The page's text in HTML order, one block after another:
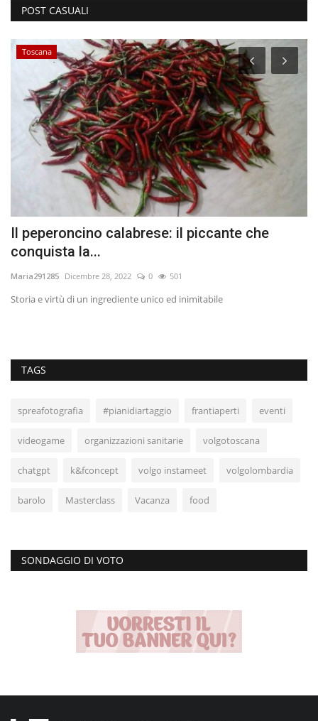
POST CASUALI
Toscana
Il peperoncino calabrese: il piccante che
conquista la...
Maria291285 Dicembre 28, 2022 0 501
Storia e virtù di un ingrediente unico ed inimitabile
TAGS
spreafotografia #pianidiartaggio frantiaperti eventi
videogame organizzazioni sanitarie volgotoscana
chatgpt k&fconcept volgo instameet volgolombardia
barolo Masterclass Vacanza food
SONDAGGIO DI VOTO